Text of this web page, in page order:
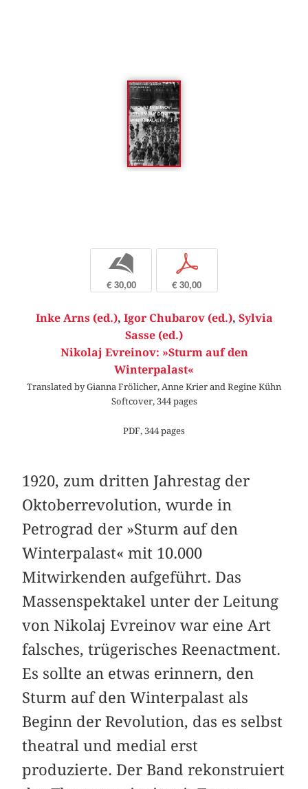
b
€ 30,00
p
€ 30,00
Inke Arns (ed.), Igor Chubarov (ed.), Sylvia
Sasse (ed.)
Nikolaj Evreinov: »Sturm auf den
Winterpalast«
Translated by Gianna Frölicher, Anne Krier and Regine Kühn
Softcover, 344 pages
PDF, 344 pages
1920, zum dritten Jahrestag der
Oktoberrevolution, wurde in
Petrograd der »Sturm auf den
Winterpalast« mit 10.000
Mitwirkenden aufgeführt. Das
Massenspektakel unter der Leitung
von Nikolaj Evreinov war eine Art
falsches, trügerisches Reenactment.
Es sollte an etwas erinnern, den
Sturm auf den Winterpalast als
Beginn der Revolution, das es selbst
theatral und medial erst
produzierte. Der Band rekonstruiert